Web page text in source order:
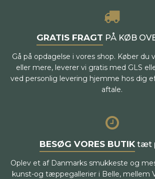
GRATIS FRAGT PÅ KØB
Gå på opdagelse i vores shop. Køber du
eller mere, leverer vi gratis med GLS
ved personlig levering hjemme hos dig
aftale.
BESØG VORES BUTIKtæt
Oplev et af Danmarks smukkeste og
kunst-og tæppegallerier i Belle, mellem